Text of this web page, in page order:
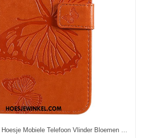
Samsung Galaxy A51 Hoesje Mobiele Telefoon Vlinder Bloemen Oranje, Samsung Galaxy A51 Hoesje Ster Siliconen